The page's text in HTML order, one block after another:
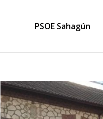
PSOE Sahagún